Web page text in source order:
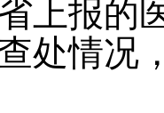
上报的
处情况